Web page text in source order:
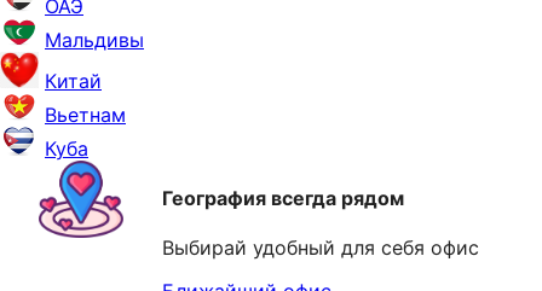
ОАЭ
Мальдивы
Китай
Вьетнам
Куба
География всегда рядом
Выбирай удобный для себя офис